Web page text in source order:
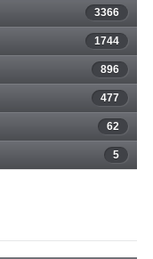
3366
1744
896
477
62
5